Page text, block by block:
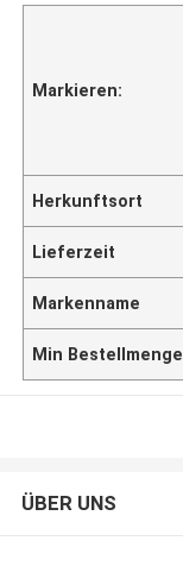
Markieren:
Herkunftsort
Lieferzeit
Markenname
Min Bestellmenge
ÜBER UNS